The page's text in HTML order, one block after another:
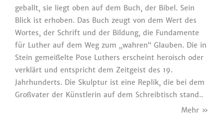
geballt, sie liegt oben auf dem Buch, der Bibel. Sein
Blick ist erhoben. Das Buch zeugt von dem Wert des
Wortes, der Schrift und der Bildung, die Fundamente
für Luther auf dem Weg zum „wahren“ Glauben. Die in
Stein gemeißelte Pose Luthers erscheint heroisch oder
verklärt und entspricht dem Zeitgeist des 19.
Jahrhunderts. Die Skulptur ist eine Replik, die bei dem
Großvater der Künstlerin auf dem Schreibtisch stand..
Mehr »